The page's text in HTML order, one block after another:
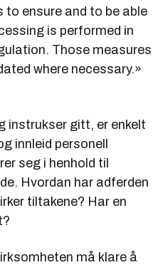
ensure and to be able
is performed in
Those measures
where necessary.»
instrukser gitt, er enkelt
innleid personell
seg i henhold til
Hvordan har adferden
tiltakene? Har en
må klare å